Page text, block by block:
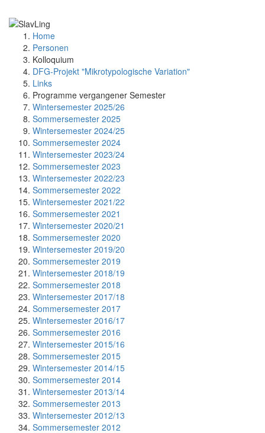
Home
Personen
Kolloquium
DFG-Projekt "Mikrotypologische Variation"
Links
Programme vergangener Semester
Wintersemester 2025/26
Sommersemester 2025
Wintersemester 2024/25
Sommersemester 2024
Wintersemester 2023/24
Sommersemester 2023
Wintersemester 2022/23
Sommersemester 2022
Wintersemester 2021/22
Sommersemester 2021
Wintersemester 2020/21
Sommersemester 2020
Wintersemester 2019/20
Sommersemester 2019
Wintersemester 2018/19
Sommersemester 2018
Wintersemester 2017/18
Sommersemester 2017
Wintersemester 2016/17
Sommersemester 2016
Wintersemester 2015/16
Sommersemester 2015
Wintersemester 2014/15
Sommersemester 2014
Wintersemester 2013/14
Sommersemester 2013
Wintersemester 2012/13
Sommersemester 2012